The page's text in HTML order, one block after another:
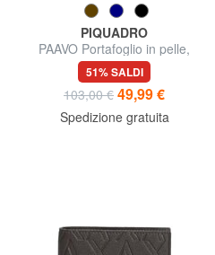
PIQUADRO
PAAVO Portafoglio in pelle,
con portamonete
51% SALDI
103,00 € 49,99 €
Spedizione gratuita